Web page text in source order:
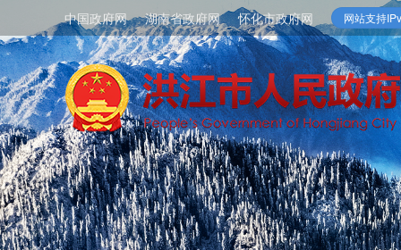
中国政府网 湖南省政府网 怀化市政府网 网站支持